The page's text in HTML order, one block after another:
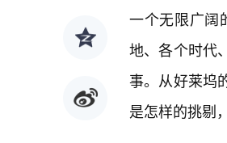
一个无限广阔
地、各个时代
事。从好莱坞
是怎样的挑剔